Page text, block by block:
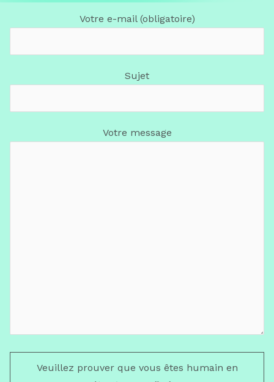
Votre e-mail (obligatoire)
Sujet
Votre message
Veuillez prouver que vous êtes humain en